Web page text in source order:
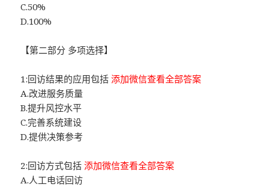
C.50%
D.100%
【第二部分 多项选择】
1:回访结果的应用包括添加微信查看全部答案
A.改进服务质量
B.提升风控水平
C.完善系统建设
D.提供决策参考
2:回访方式包括添加微信查看全部答案
A.人工电话回访